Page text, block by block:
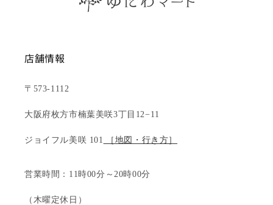
店舗情報
〒573-1112
大阪府枚方市楠葉美咲3丁目12−11
ジョイフル美咲 101 ［地図・行き方］
営業時間：11時00分～20時00分
（木曜定休日）